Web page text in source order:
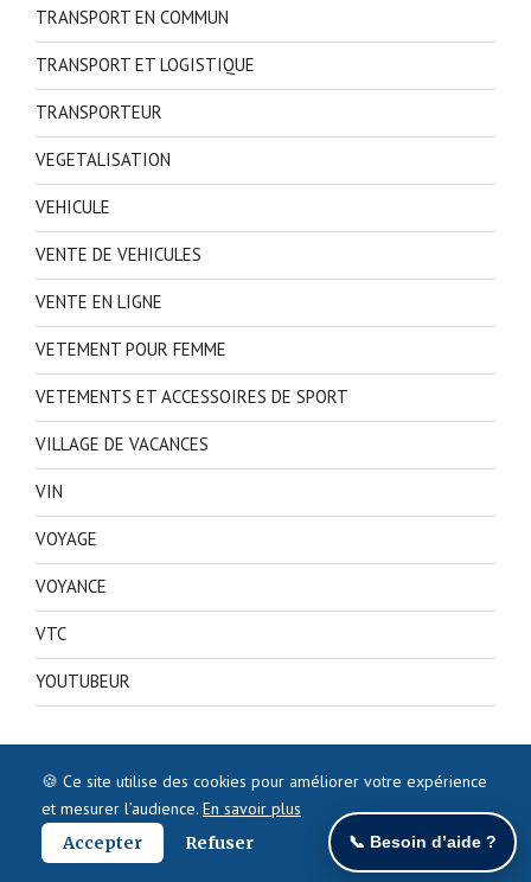
TRANSPORT EN COMMUN
TRANSPORT ET LOGISTIQUE
TRANSPORTEUR
VEGETALISATION
VEHICULE
VENTE DE VEHICULES
VENTE EN LIGNE
VETEMENT POUR FEMME
VETEMENTS ET ACCESSOIRES DE SPORT
VILLAGE DE VACANCES
VIN
VOYAGE
VOYANCE
VTC
YOUTUBEUR
🍪 Ce site utilise des cookies pour améliorer votre expérience
et mesurer l’audience. En savoir plus
Accepter
Refuser 📞 Besoin d’aide ?